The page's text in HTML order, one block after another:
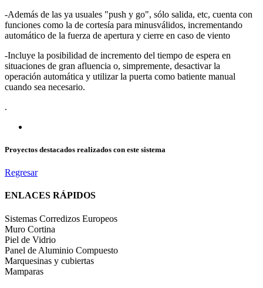
-Además de las ya usuales "push y go", sólo salida, etc, cuenta con
funciones como la de cortesía para minusválidos, incrementando
automático de la fuerza de apertura y cierre en caso de viento
-Incluye la posibilidad de incremento del tiempo de espera en
situaciones de gran afluencia o, simpremente, desactivar la
operación automática y utilizar la puerta como batiente manual
cuando sea necesario.
.
Proyectos destacados realizados con este sistema
Regresar
ENLACES RÁPIDOS
Sistemas Corredizos Europeos
Muro Cortina
Piel de Vidrio
Panel de Aluminio Compuesto
Marquesinas y cubiertas
Mamparas